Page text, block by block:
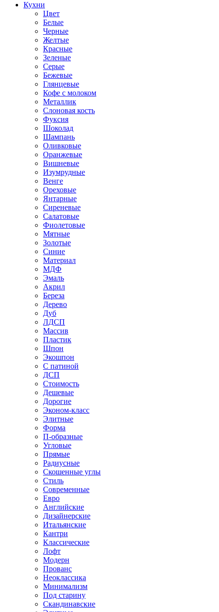
Кухни
Цвет
Белые
Черные
Желтые
Красные
Зеленые
Серые
Бежевые
Глянцевые
Кофе с молоком
Металлик
Слоновая кость
Фуксия
Шоколад
Шампань
Оливковые
Оранжевые
Вишневые
Изумрудные
Венге
Ореховые
Янтарные
Сиреневые
Салатовые
Фиолетовые
Мятные
Золотые
Синие
Материал
МДФ
Эмаль
Акрил
Береза
Дерево
Дуб
ЛДСП
Массив
Пластик
Шпон
Экошпон
С патиной
ДСП
Стоимость
Дешевые
Дорогие
Эконом-класс
Элитные
Форма
П-образные
Угловые
Прямые
Радиусные
Скошенные углы
Стиль
Современные
Евро
Английские
Дизайнерские
Итальянские
Кантри
Классические
Лофт
Модерн
Прованс
Неоклассика
Минимализм
Под старину
Скандинавские